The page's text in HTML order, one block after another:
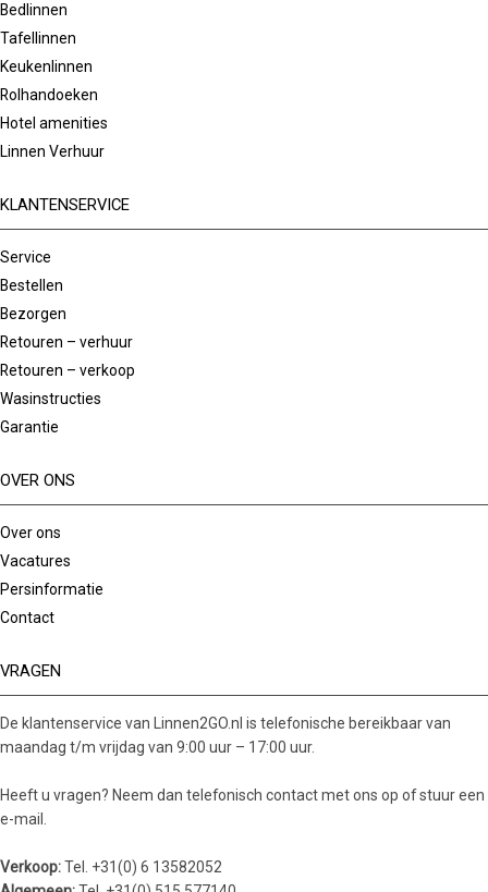
Bedlinnen
Tafellinnen
Keukenlinnen
Rolhandoeken
Hotel amenities
Linnen Verhuur
KLANTENSERVICE
Service
Bestellen
Bezorgen
Retouren – verhuur
Retouren – verkoop
Wasinstructies
Garantie
OVER ONS
Over ons
Vacatures
Persinformatie
Contact
VRAGEN
De klantenservice van Linnen2GO.nl is telefonische bereikbaar van
maandag t/m vrijdag van 9:00 uur – 17:00 uur.
Heeft u vragen? Neem dan telefonisch contact met ons op of stuur een
e-mail.
Verkoop:Tel. +31(0) 6 13582052